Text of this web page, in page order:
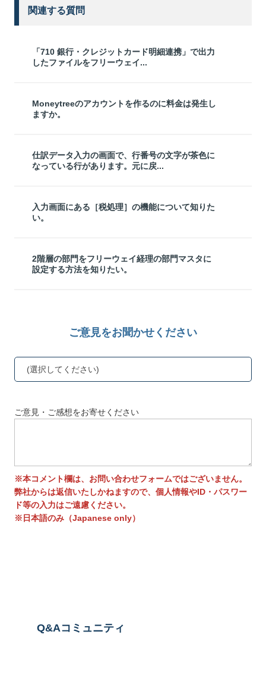
関連する質問
「710 銀行・クレジットカード明細連携」で出力
したファイルをフリーウェイ...
Moneytreeのアカウントを作るのに料金は発生し
ますか。
仕訳データ入力の画面で、行番号の文字が茶色に
なっている行があります。元に戻...
入力画面にある［税処理］の機能について知りた
い。
2階層の部門をフリーウェイ経理の部門マスタに
設定する方法を知りたい。
ご意見をお聞かせください
(選択してください)
ご意見・ご感想をお寄せください
※本コメント欄は、お問い合わせフォームではございません。
弊社からは返信いたしかねますので、個人情報やID・パスワー
ド等の入力はご遠慮ください。
※日本語のみ（Japanese only）
Q&Aコミュニティ